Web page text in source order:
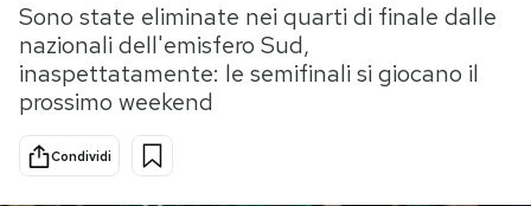
Scienza
Cultura
Economia
Sport
Media
Europa
Sono state eliminate nei quarti di finale dalle
nazionali dell'emisfero Sud,
inaspettatamente: le semifinali si giocano il
prossimo weekend
Condividi